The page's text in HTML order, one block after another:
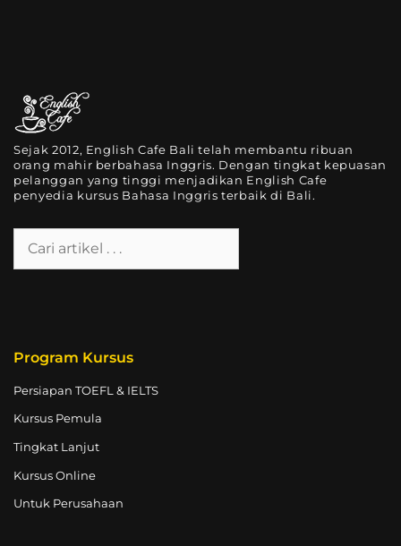
Sejak 2012, English Cafe Bali telah membantu ribuan
orang mahir berbahasa Inggris. Dengan tingkat kepuasan
pelanggan yang tinggi menjadikan English Cafe
penyedia kursus Bahasa Inggris terbaik di Bali.
Program Kursus
Persiapan TOEFL & IELTS
Kursus Pemula
Tingkat Lanjut
Kursus Online
Untuk Perusahaan